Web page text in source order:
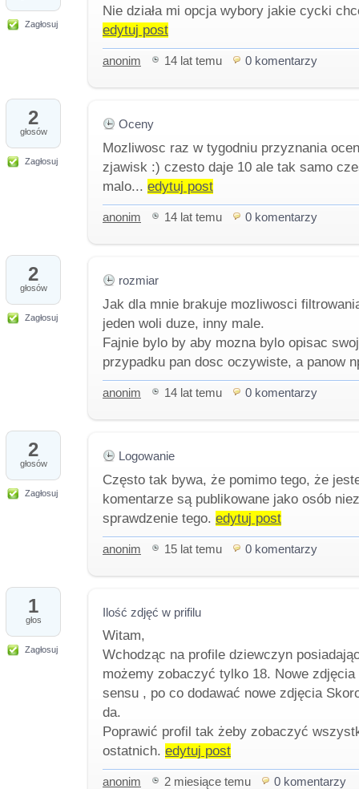
Zagłosuj
Nie działa mi opcja wybory jakie cycki
edytuj post
anonim 14 lat temu 0 komentarzy
2
głosów
Zagłosuj
Oceny
Mozliwosc raz w tygodniu przyznania
zjawisk :) czesto daje 10 ale tak samo
malo... edytuj post
anonim 14 lat temu 0 komentarzy
2
głosów
Zagłosuj
rozmiar
Jak dla mnie brakuje mozliwosci
jeden woli duze, inny male.
Fajnie bylo by aby mozna bylo opisac
przypadku pan dosc oczywiste, a panow
anonim 14 lat temu 0 komentarzy
2
głosów
Zagłosuj
Logowanie
Często tak bywa, że pomimo tego, że
komentarze są publikowane jako osób
sprawdzenie tego. edytuj post
anonim 15 lat temu 0 komentarzy
1
głos
Zagłosuj
Ilość zdjęć w prifilu
Witam,
Wchodząc na profile dziewczyn
możemy zobaczyć tylko 18. Nowe
sensu , po co dodawać nowe zdjęcia
da.
Poprawić profil tak żeby zobaczyć
ostatnich. edytuj post
anonim 2 miesiące temu 0 komentarzy